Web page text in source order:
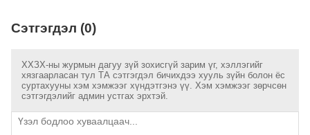
Сэтгэгдэл (0)
ХХЗХ-ны журмын дагуу зүй зохисгүй зарим үг, хэллэгийг
хязгаарласан тул ТА сэтгэгдэл бичихдээ хууль зүйн болон ёс
суртахууны хэм хэмжээг хүндэтгэнэ үү. Хэм хэмжээг зөрчсөн
сэтгэгдэлийг админ устгах эрхтэй.